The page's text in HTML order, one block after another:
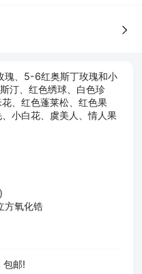
瑰、5-6红奥斯丁玫瑰和小
汀、红色绣球、白色珍
、红色蓬莱松、红色果
小白花、虞美人、情人果
方氧化锆
包邮!